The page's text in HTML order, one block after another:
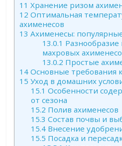
11 Хранение ризом
12 Оптимальная
ахименесов
13 Ахименесы:
13.0.1
махровых
13.0.2 Простые
14 Основные требования
15 Уход в домашних
15.1 Особенности
от сезона
15.2 Полив ахименесов
15.3 Состав почвы и
15.4 Внесение
15.5 Посадка и